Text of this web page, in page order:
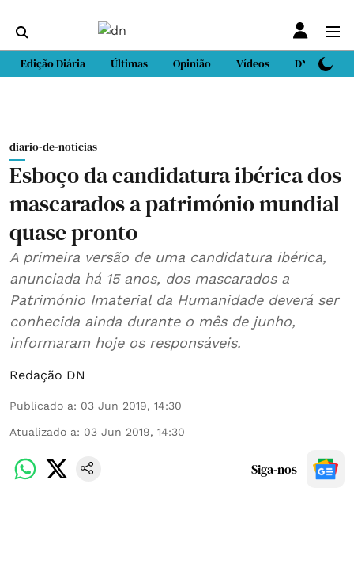
Edição Diária Últimas Opinião Vídeos DN Sport
diario-de-noticias
Esboço da candidatura ibérica dos
mascarados a património mundial
quase pronto
A primeira versão de uma candidatura ibérica,
anunciada há 15 anos, dos mascarados a
Património Imaterial da Humanidade deverá ser
conhecida ainda durante o mês de junho,
informaram hoje os responsáveis.
Redação DN
Publicado a: 03 Jun 2019, 14:30
Atualizado a: 03 Jun 2019, 14:30
Siga-nos